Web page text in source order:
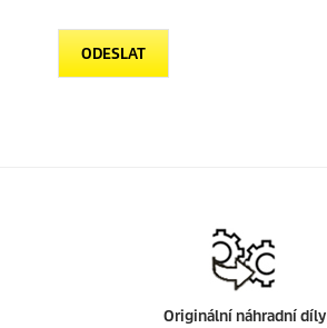
ODESLAT
Originální náhradní díly